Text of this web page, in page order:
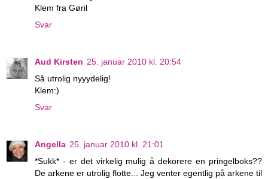
Klem fra Gøril
Svar
Aud Kirsten 25. januar 2010 kl. 20:54
Så utrolig nyyydelig!
Klem:)
Svar
Angella 25. januar 2010 kl. 21:01
*Sukk* - er det virkelig mulig å dekorere en pringelboks??
De arkene er utrolig flotte... Jeg venter egentlig på arkene til